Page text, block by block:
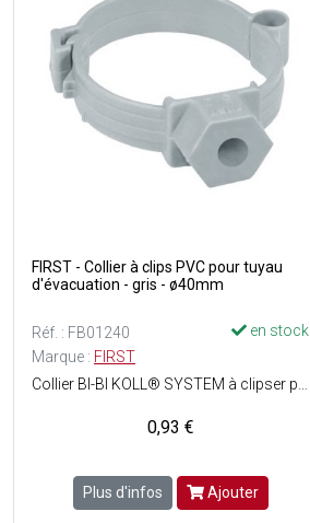
FIRST - Collier à clips PVC pour tuyau
d'évacuation - gris - ø40mm
Réf. : FB01240
en stock
Marque : FIRST
0,93 €
Plus d'infos Ajouter